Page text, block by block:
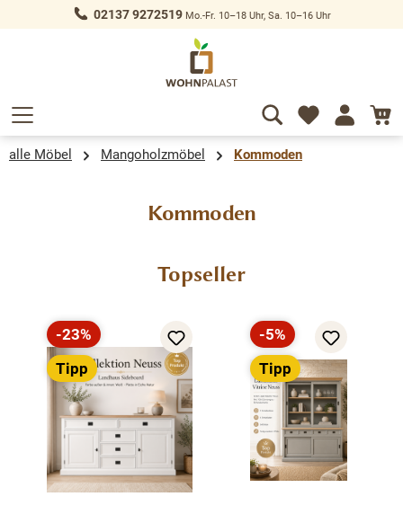
springen 02137 9272519Mo.-Fr. 10–18 Uhr, Sa. 10–16 Uhr
alle Möbel Mangoholzmöbel Kommoden
Kommoden
Produktgalerie überspringen
Topseller
Rabatt
-23%
Tipp
Rabatt
-5%
Tipp